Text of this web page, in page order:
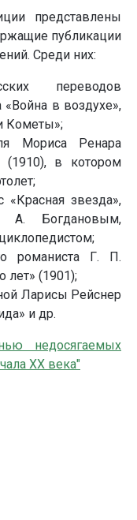
представлены
публикации
Среди них:
переводов
«Война в воздухе»,
Кометы»;
Мориса Ренара
(1910), в котором
звезда»,
Богдановым,
романиста Г. П.
лет» (1901);
Ларисы Рейснер
и др.
недосягаемых
ХХ века"